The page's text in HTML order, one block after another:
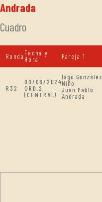
Andrada
Cuadro
Ronda Fecha y
Hora
Pareja 1
R32
09/08/2024
ORD.2
(CENTRAL)
Iago González
Niño
Juan Pablo
Andrada